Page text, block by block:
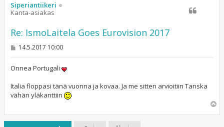
Siperiantiikeri
Kanta-asiakas
Re: IsmoLaitela Goes Eurovision 2017
V
s
14.5.2017 10:00
Onnea Portugali
Italia floppasi tänä vuonna ja kovaa. Ja me sitten arvioitiin Tanska
vähän yläkanttiin